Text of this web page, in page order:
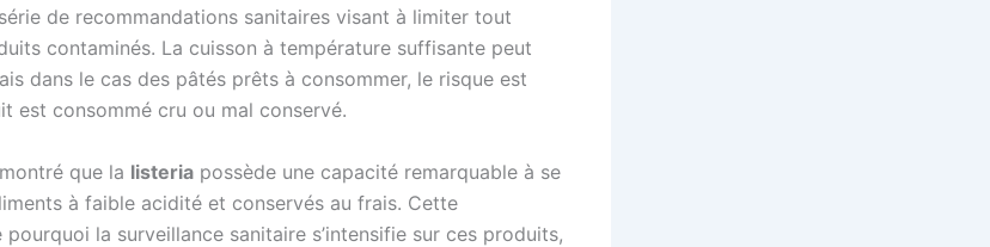
série de recommandations sanitaires visant à limiter tout
contaminés. La cuisson à température suffisante peut
dans le cas des pâtés prêts à consommer, le risque est
est consommé cru ou mal conservé.
que la listeria possède une capacité remarquable à se
à faible acidité et conservés au frais. Cette
la surveillance sanitaire s’intensifie sur ces produits,